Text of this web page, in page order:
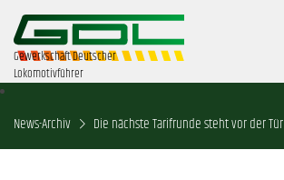
Gewerkschaft Deutscher
Lokomotivführer
News-Archiv Die nächste Tarifrunde steht vor der Tür